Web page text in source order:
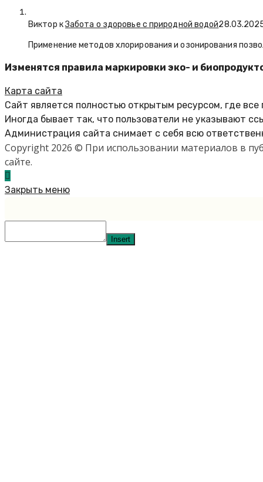
Виктор кЗабота о здоровье с природной водой
Применение методов хлорирования и озонирования
Изменятся правила маркировки эко- и
Карта сайта
Сайт является полностью открытым ресурсом, где
Иногда бывает так, что пользователи не указывают
Администрация сайта снимает с себя всю
Copyright 2026 © При использовании материалов в
сайте.
Закрыть меню
Insert